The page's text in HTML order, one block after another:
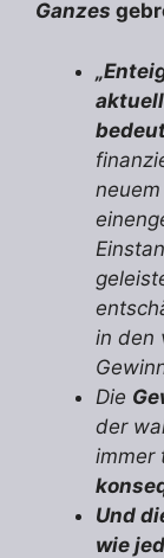
Ganzes
in den
Die
der
immer
Und
wie